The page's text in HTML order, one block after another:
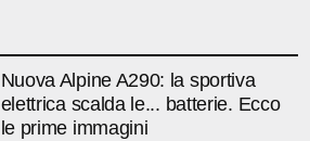
Nuova Alpine A290: la sportiva
elettrica scalda le... batterie. Ecco
le prime immagini